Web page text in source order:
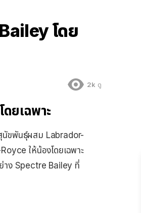
โดย
2k ดู
ยเฉพาะ
นัขพันธุ์ผสม Labrador-
ให้น้องโดยเฉพาะ
าง Spectre Bailey ที่